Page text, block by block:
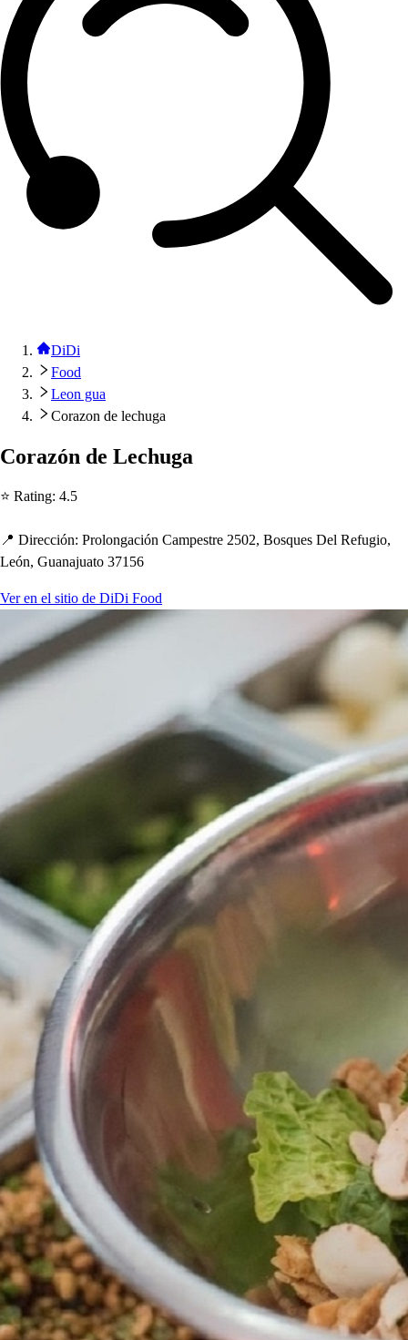
DiDi
Food
Leon gua
Corazon de lechuga
Corazón de Lechuga
⭐ Rating: 4.5
📍 Dirección: Prolongación Campestre 2502, Bosques Del Refugio,
León, Guanajuato 37156
Ver en el sitio de DiDi Food